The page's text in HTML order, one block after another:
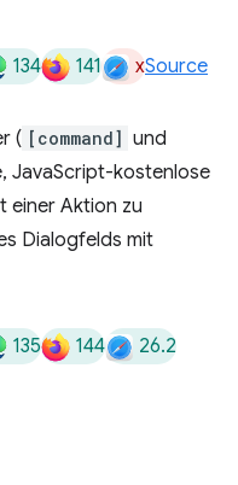
134 141 xSource
( [command] und
JavaScript-kostenlose
einer Aktion zu
Dialogfelds mit
135 144 26.2